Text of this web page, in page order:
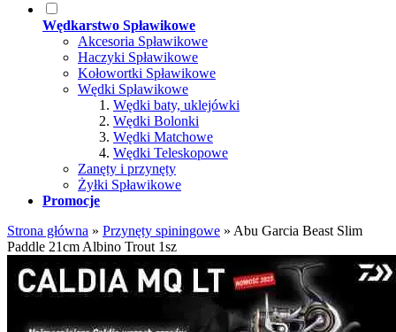
Wędkarstwo Spławikowe
Akcesoria Spławikowe
Haczyki Spławikowe
Kołowortki Spławikowe
Wędki Spławikowe
Wędki baty, uklejówki
Wędki Bolonki
Wędki Matchowe
Wędki Teleskopowe
Zanęty i przynęty
Żyłki Spławikowe
Promocje
Strona główna » Przynęty spiningowe » Abu Garcia Beast Slim
Paddle 21cm Albino Trout 1sz